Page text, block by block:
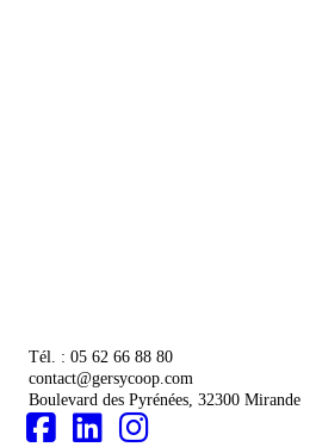
Tél. : 05 62 66 88 80
contact@gersycoop.com
Boulevard des Pyrénées, 32300 Mirande